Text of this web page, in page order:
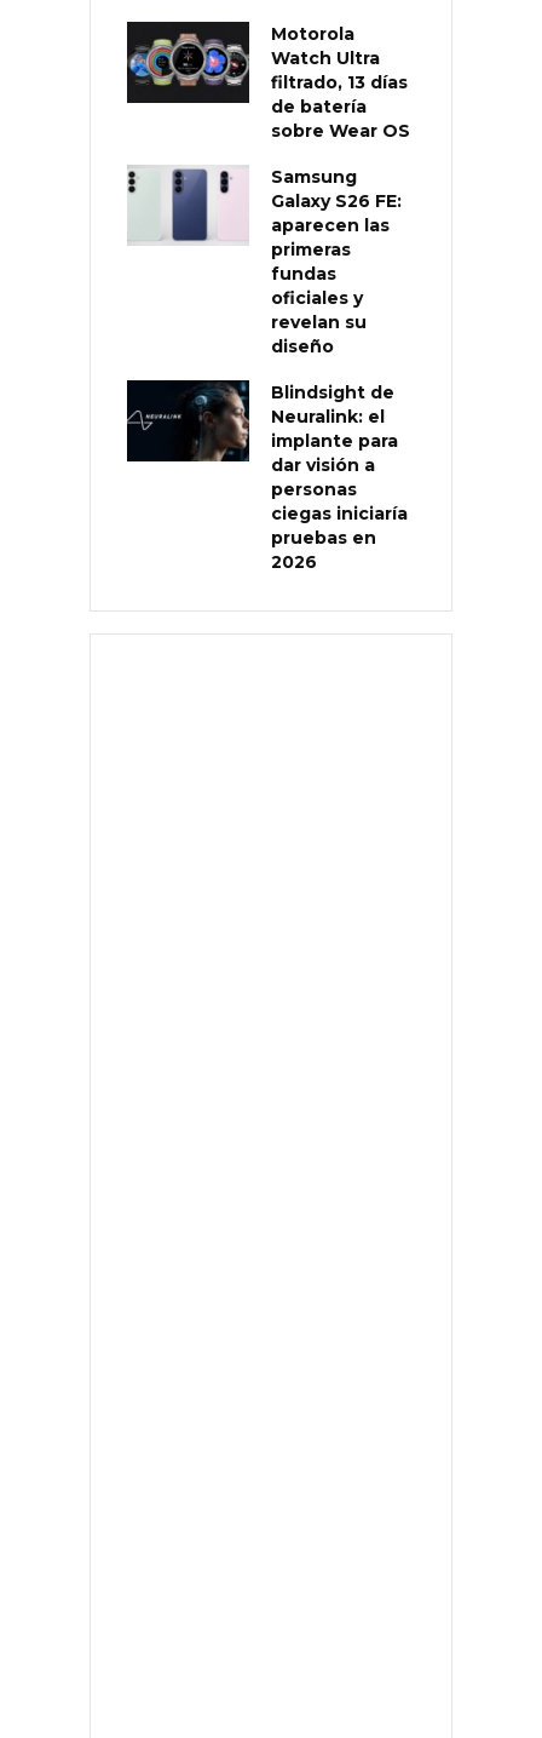
Motorola
Watch Ultra
filtrado, 13 días
de batería
sobre Wear OS
Samsung
Galaxy S26 FE:
aparecen las
primeras
fundas
oficiales y
revelan su
diseño
Blindsight de
Neuralink: el
implante para
dar visión a
personas
ciegas iniciaría
pruebas en
2026